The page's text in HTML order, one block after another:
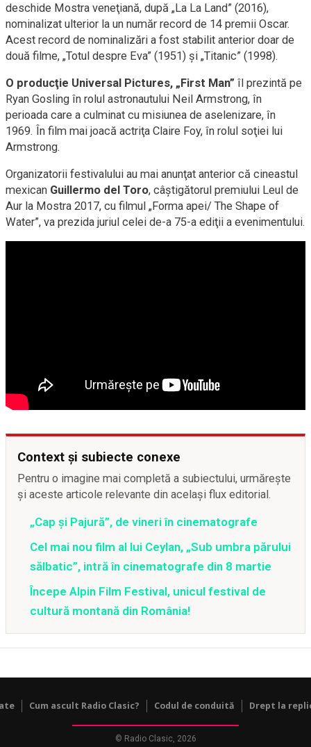
deschide Mostra veneţiană, după „La La Land” (2016),
nominalizat ulterior la un număr record de 14 premii Oscar.
Acest record de nominalizări a fost stabilit anterior doar de
două filme, „Totul despre Eva” (1951) şi „Titanic” (1998).
O producţie Universal Pictures, „First Man” îl prezintă pe
Ryan Gosling în rolul astronautului Neil Armstrong, în
perioada care a culminat cu misiunea de aselenizare, în
1969. În film mai joacă actriţa Claire Foy, în rolul soţiei lui
Armstrong.
Organizatorii festivalului au mai anunţat anterior că cineastul
mexican Guillermo del Toro, câştigătorul premiului Leul de
Aur la Mostra 2017, cu filmul „Forma apei/ The Shape of
Water”, va prezida juriul celei de-a 75-a ediţii a evenimentului.
Context și subiecte conexe
Pentru o imagine mai completă a subiectului, urmărește
și aceste articole relevante din același flux editorial.
„Cap și Pajură”, de vineri în cinematografe
Cel mai nou film al lui Ceylan, „Sub umbra părului
sălbatic”, intră în cinematografe din 8 martie
Începe Alpin Film Festival, unicul festival de
cultură montană din România!
Cum ascult Radio Clasic? Codul de conduită Drept la
© Radio Clasic, 2026